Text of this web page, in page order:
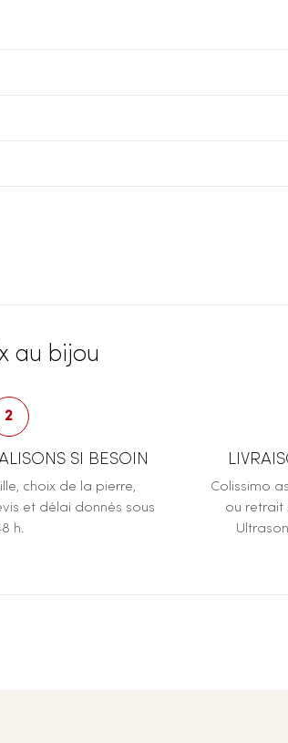
au bijou
2
SI BESOIN
choix de la pierre,
et délai donnés sous
h.
Colissimo
ou retrait